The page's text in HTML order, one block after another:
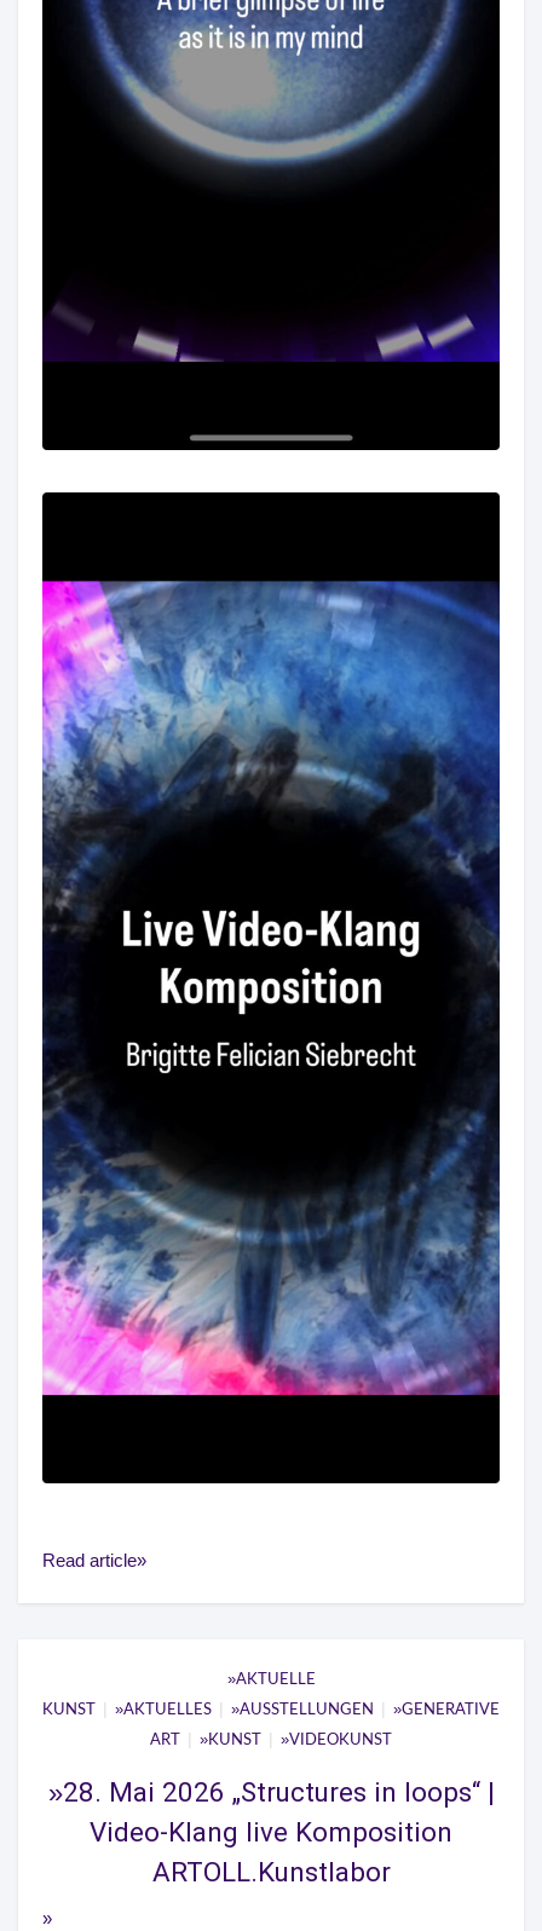
Read article
AKTUELLE
KUNST
| AKTUELLES | AUSSTELLUNGEN |
GENERATIVE
ART
| KUNST | VIDEOKUNST
28. Mai 2026 „Structures in loops“ |
Video-Klang live Komposition
ARTOLL.Kunstlabor